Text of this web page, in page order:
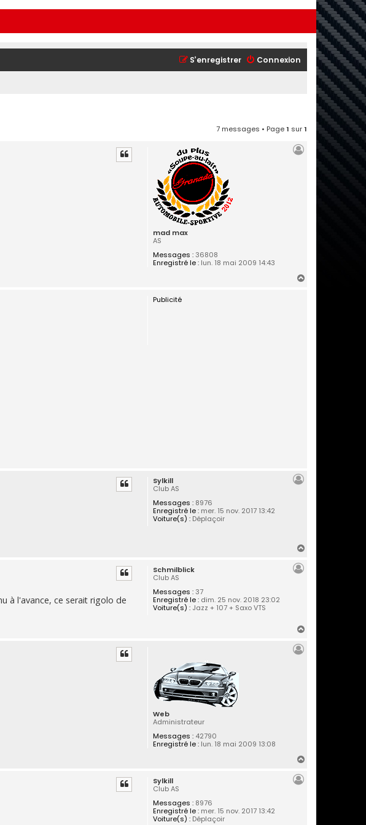
Connexion
S’enregistrer
7 messages • Page1 sur1
mad max
AS
Messages :36808
Enregistré le :lun. 18 mai 2009 14:43
Publicité
Sylkill
Club AS
Messages :8976
Enregistré le :mer. 15 nov. 2017 13:42
Voiture(s) :Déplaçoir
Schmilblick
Club AS
Messages :37
Enregistré le :dim. 25 nov. 2018 23:02
Voiture(s) :Jazz + 107 + Saxo VTS
à l'avance, ce serait rigolo de
Web
Administrateur
Messages :42790
Enregistré le :lun. 18 mai 2009 13:08
Sylkill
Club AS
Messages :8976
Enregistré le :mer. 15 nov. 2017 13:42
Voiture(s) :Déplaçoir